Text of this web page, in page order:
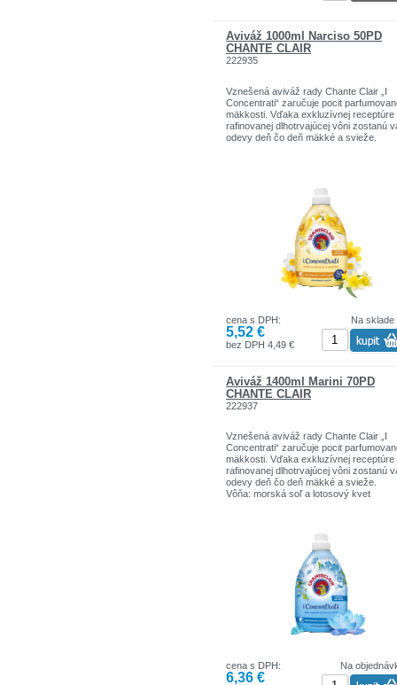
Aviváž 1000ml Narciso 50PD
CHANTE CLAIR
222935
Vznešená aviváž rady Chante Clair „I
Concentrati“ zaručuje pocit
mäkkosti. Vďaka exkluzívnej receptúre
rafinovanej dlhotrvajúcej vôni zostanú
odevy deň čo deň mäkké a svieže.
Na sklade
cena s DPH:
5,52 €
bez DPH 4,49 €
Aviváž 1400ml Marini 70PD
CHANTE CLAIR
222937
Vznešená aviváž rady Chante Clair „I
Concentrati“ zaručuje pocit
mäkkosti. Vďaka exkluzívnej receptúre
rafinovanej dlhotrvajúcej vôni zostanú
odevy deň čo deň mäkké a svieže.
Vôňa: morská soľ a lotosový kvet
Na
cena s DPH:
6,36 €